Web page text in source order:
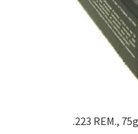
.223 REM.,